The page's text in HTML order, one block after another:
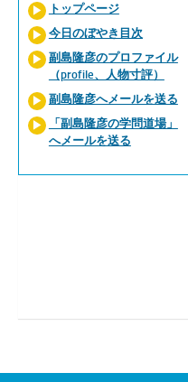
トップページ
今日のぼやき目次
副島隆彦のプロファイル
（profile、人物寸評）
副島隆彦へメールを送る
「副島隆彦の学問道場」
へメールを送る